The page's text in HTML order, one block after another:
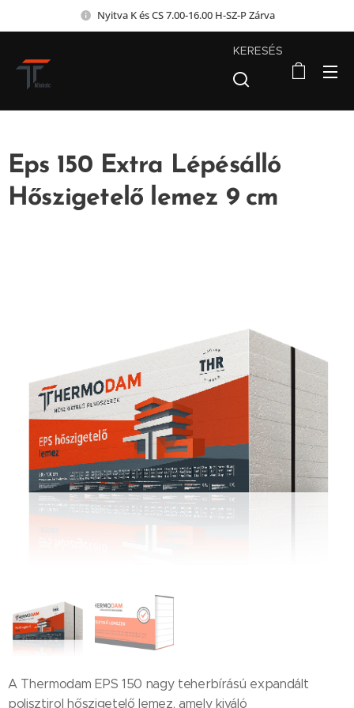
Nyitva K és CS 7.00-16.00 H-SZ-P Zárva
KERESÉS
Eps 150 Extra Lépésálló
Hőszigetelő lemez 9 cm
A Thermodam EPS 150 nagy teherbírású expandált
polisztirol hőszigetelő lemez, amely kiváló